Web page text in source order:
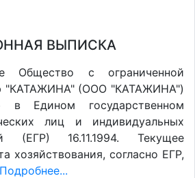
ВЫПИСКА
Общество с ограниченной
"КАТАЖИНА" (ООО "КАТАЖИНА")
в Едином государственном
лиц и индивидуальных
(ЕГР) 16.11.1994. Текущее
хозяйствования, согласно ЕГР,
Подробнее...